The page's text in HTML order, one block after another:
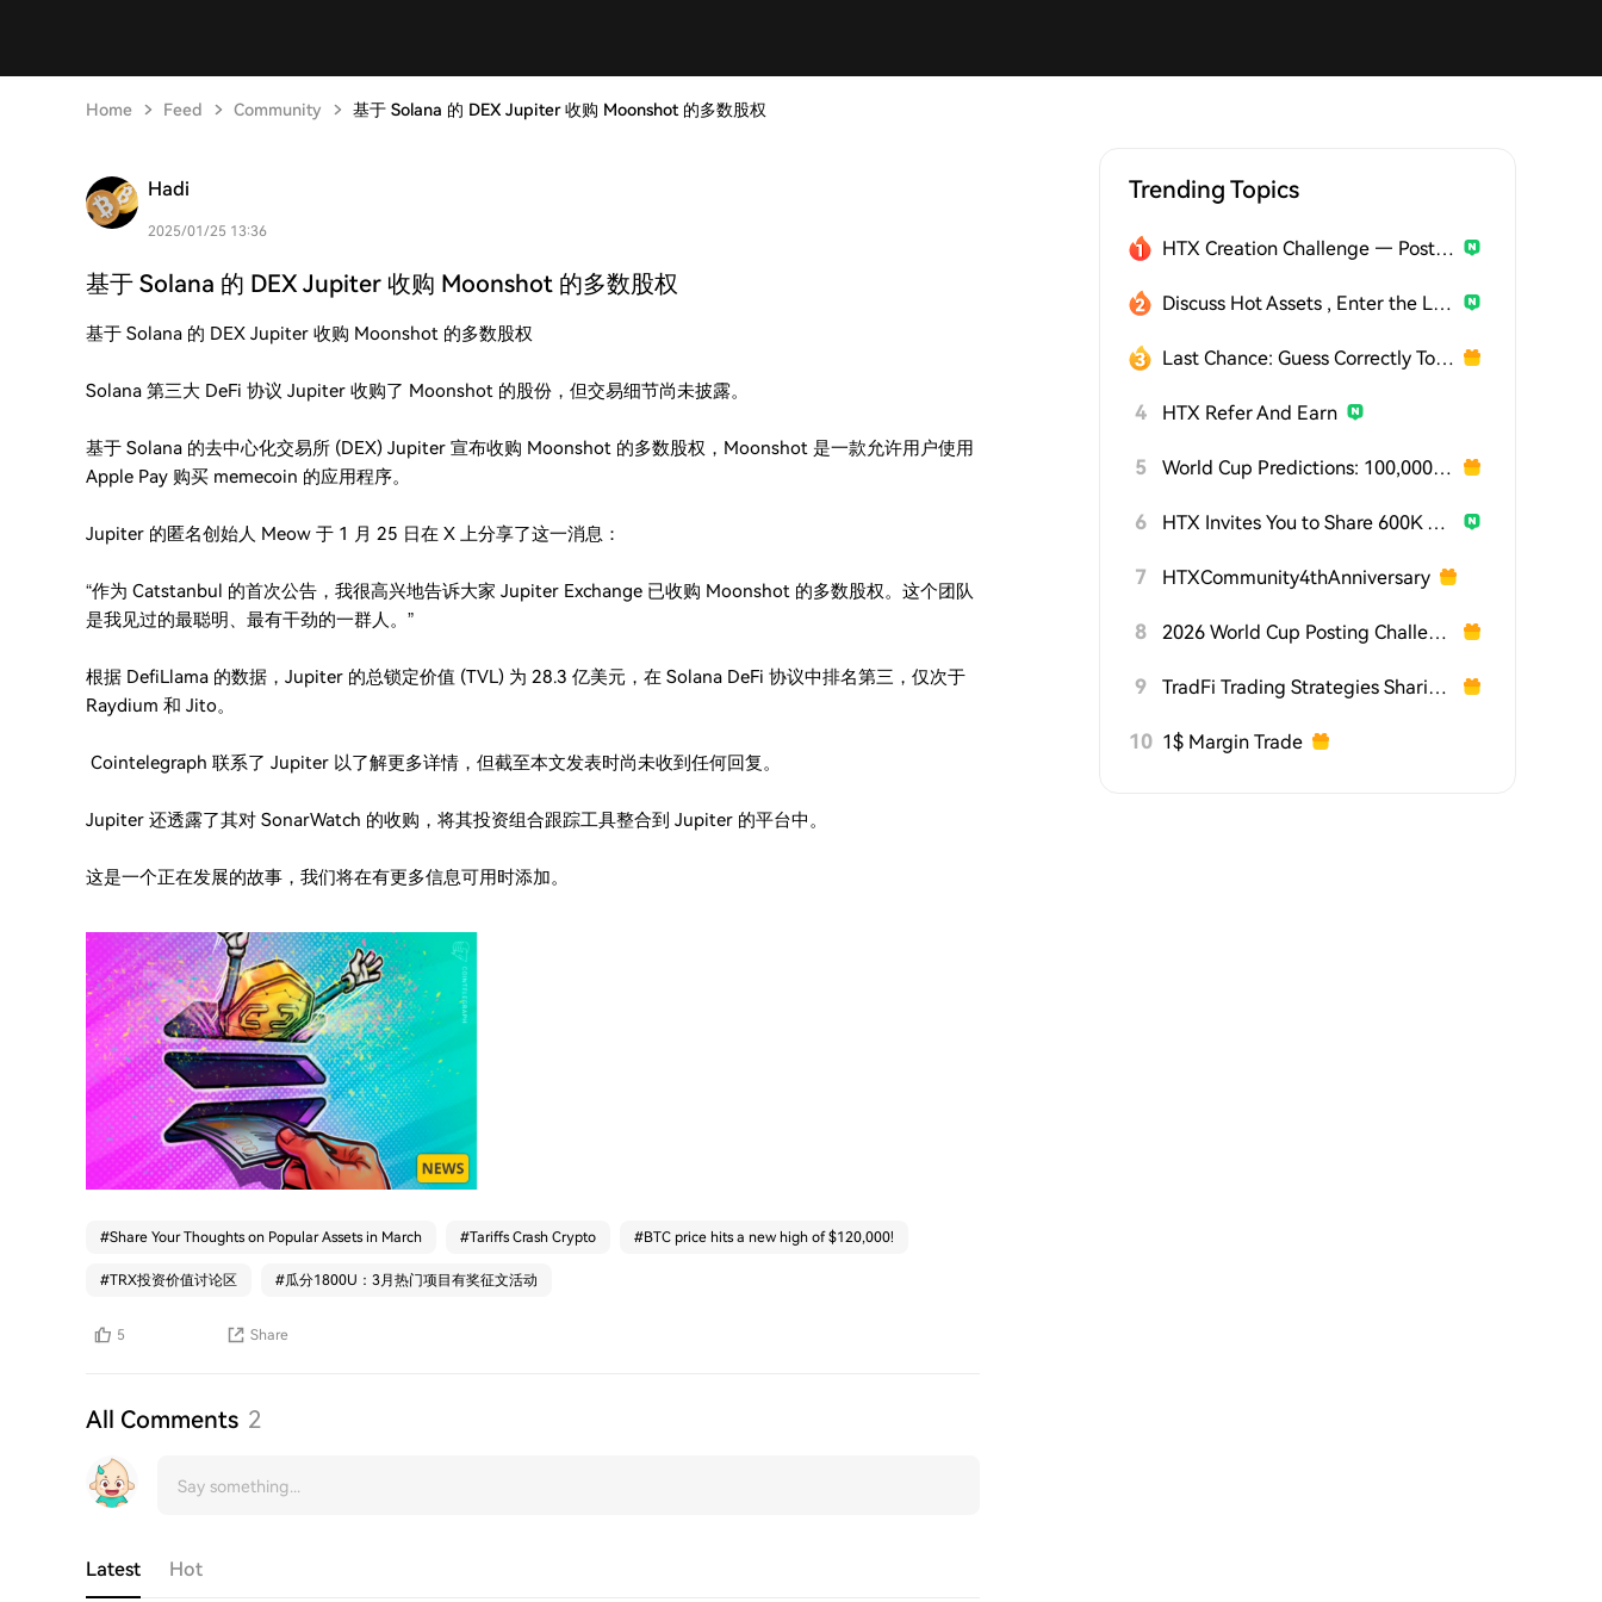
Home Feed Community 基于 Solana 的 DEX Jupiter 收购 Moonshot 的多数股权
Hadi
2025/01/25 13:36
基于 Solana 的 DEX Jupiter 收购 Moonshot 的多数股权
基于 Solana 的 DEX Jupiter 收购 Moonshot 的多数股权
Solana 第三大 DeFi 协议 Jupiter 收购了 Moonshot 的股份，但交易细节尚未披露。
基于 Solana 的去中心化交易所 (DEX) Jupiter 宣布收购 Moonshot 的多数股权，Moonshot 是一款允许用户使用
Apple Pay 购买 memecoin 的应用程序。
Jupiter 的匿名创始人 Meow 于 1 月 25 日在 X 上分享了这一消息：
“作为 Catstanbul 的首次公告，我很高兴地告诉大家 Jupiter Exchange 已收购 Moonshot 的多数股权。这个团队
是我见过的最聪明、最有干劲的一群人。”
根据 DefiLlama 的数据，Jupiter 的总锁定价值 (TVL) 为 28.3 亿美元，在 Solana DeFi 协议中排名第三，仅次于
Raydium 和 Jito。
Cointelegraph 联系了 Jupiter 以了解更多详情，但截至本文发表时尚未收到任何回复。
Jupiter 还透露了其对 SonarWatch 的收购，将其投资组合跟踪工具整合到 Jupiter 的平台中。
这是一个正在发展的故事，我们将在有更多信息可用时添加。
#Share Your Thoughts on Popular Assets in March #Tariffs Crash Crypto #BTC price hits a new high of $120,000!
#TRX投资价值讨论区 #瓜分1800U：3月热门项目有奖征文活动
5 Share
All Comments 2
Latest Hot
Trending Topics
HTX Creation Challenge — Post and Win 1,500U
Discuss Hot Assets , Enter the Lucky Draw
Last Chance: Guess Correctly Today and Win More
4 HTX Refer And Earn
5 World Cup Predictions: 100,000 USDT Daily
6 HTX Invites You to Share 600K USDT in Gift Packs
7 HTXCommunity4thAnniversary
8 2026 World Cup Posting Challenge on HTX Square
9 TradFi Trading Strategies Sharing Challenge
10 1$ Margin Trade